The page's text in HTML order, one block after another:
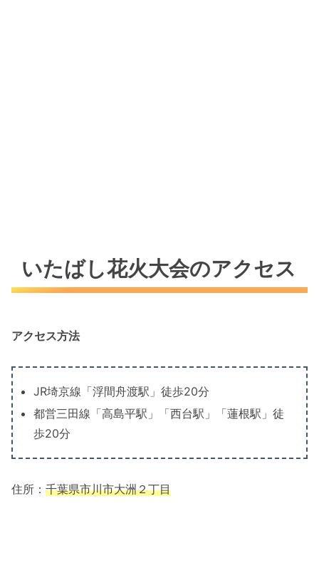
いたばし花火大会のアクセス
アクセス方法
JR埼京線「浮間舟渡駅」徒歩20分
都営三田線「高島平駅」「西台駅」「蓮根駅」徒
歩20分
住所： 千葉県市川市大洲２丁目